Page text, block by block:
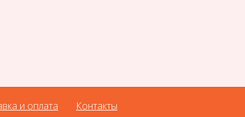
и оплата Контакты